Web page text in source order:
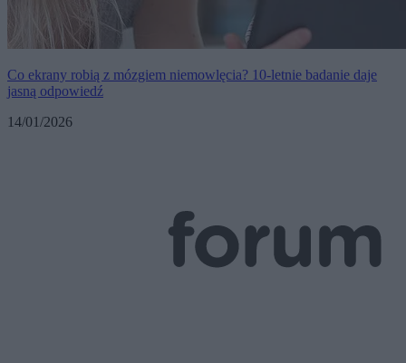
Co ekrany robią z mózgiem niemowlęcia? 10-letnie badanie daje
jasną odpowiedź
14/01/2026